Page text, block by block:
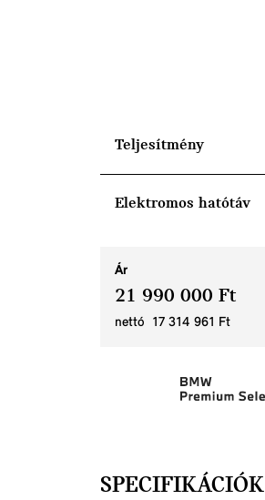
Teljesítmény
Elektromos hatótáv
Ár
21 990 000 Ft
nettó 17 314 961 Ft
SPECIFIKÁCIÓK